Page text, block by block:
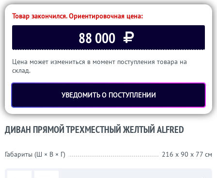
Товар закончился. Ориентировочная цена:
88 000
Цена может измениться в момент поступления товара на
склад.
УВЕДОМИТЬ О ПОСТУПЛЕНИИ
ДИВАН ПРЯМОЙ ТРЕХМЕСТНЫЙ ЖЕЛТЫЙ ALFRED
Габариты (Ш × В × Г) 216 x 90 x 77 см